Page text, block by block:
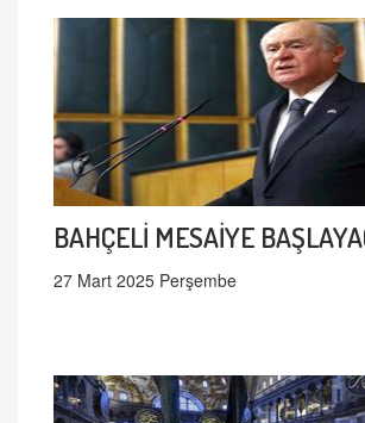
BAHÇELİ MESAİYE
27 Mart 2025 Perşembe